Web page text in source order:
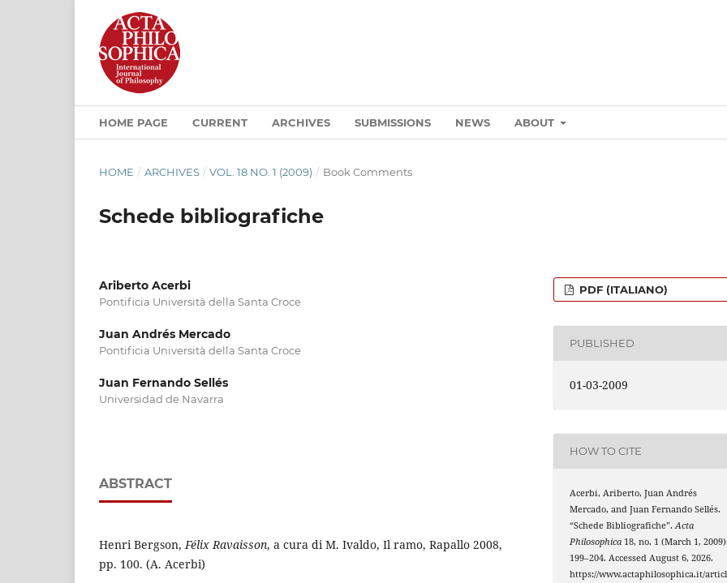
HOME PAGE CURRENT ARCHIVES SUBMISSIONS NEWS ABOUT
HOME / ARCHIVES / VOL. 18 NO. 1 (2009) / Book Comments
Schede bibliografiche
Ariberto Acerbi
Pontificia Università della Santa Croce
Juan Andrés Mercado
Pontificia Università della Santa Croce
Juan Fernando Sellés
Universidad de Navarra
ABSTRACT
Henri Bergson,Félix Ravaisson, a cura di M. Ivaldo, Il ramo, Rapallo 2008,
pp. 100. (A. Acerbi)
PDF (ITALIANO)
PUBLISHED
01-03-2009
HOW TO CITE
Acerbi, Ariberto, Juan Andrés
Mercado, and Juan Fernando Sellés.
“Schede Bibliografiche”.Acta
Philosophica 18, no. 1 (March 1,
199–204. Accessed August 6, 2026.
https://www.actaphilosophica.it/articl